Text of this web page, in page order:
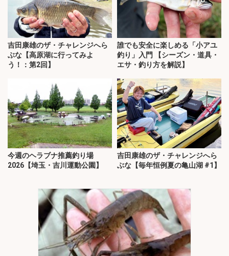
吉田康雄のザ・チャレンジへら
ぶな【高原湖に行ってみよ
う！：第2回】
誰でも安全に楽しめる「小アユ
釣り」入門 【シーズン・道具・
エサ・釣り方を解説】
今週のヘラブナ推薦釣り場
2026【埼玉・吉川運動公園】
吉田康雄のザ・チャレンジへら
ぶな【毎年恒例夏の亀山湖 #1】